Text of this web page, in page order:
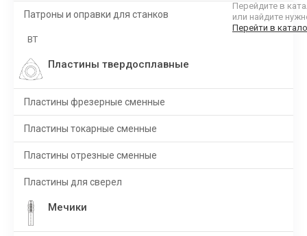
Перейдите в
или найдите
Перейти в
Патроны и оправки для станков
BT
Пластины твердосплавные
Пластины фрезерные сменные
Пластины токарные сменные
Пластины отрезные сменные
Пластины для сверел
Мечики